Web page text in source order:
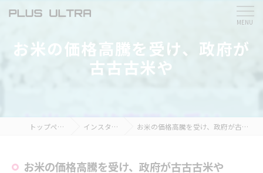
お米の価格高騰を受け、政府が
古古古米や
トップページ インスタ掲載 お米の価格高騰を受け、政府が古古古米や
お米の価格高騰を受け、政府が古古古米や